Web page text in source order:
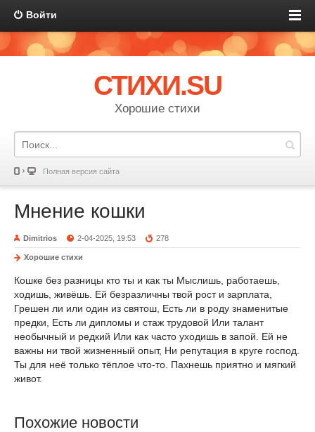
Войти
СТИХИ.SU
Хорошие стихи
Полная версия сайта
Мнение кошки
Dimitrios 2-04-2025, 19:53 278
Хорошие стихи
Кошке без разницы кто ты и как ты Мыслишь, работаешь,
ходишь, живёшь. Ей безразличны твой рост и зарплата,
Грешен ли или один из святош, Есть ли в роду знаменитые
предки, Есть ли дипломы и стаж трудовой Или талант
необычный и редкий Или как часто уходишь в запой. Ей не
важны ни твой жизненный опыт, Ни репутация в круге господ.
Ты для неё только тёплое что-то. Пахнешь приятно и мягкий
живот.
Похожие новости